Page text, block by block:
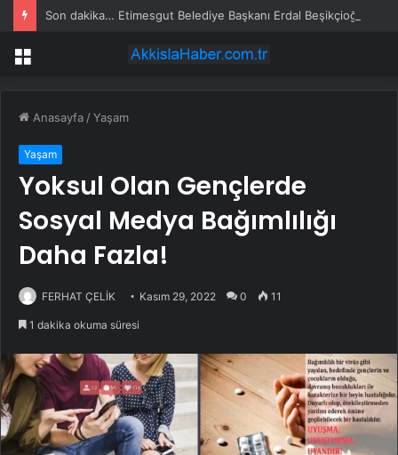
Menü
Anasayfa /Yaşam
Yaşam
Yoksul Olan Gençlerde
Sosyal Medya Bağımlılığı
Daha Fazla!
FERHAT ÇELİK Kasım 29, 2022 0 11
1 dakika okuma süresi